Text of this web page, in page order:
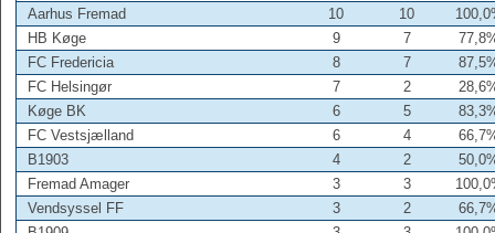
Aarhus Fremad
10 10
HB Køge
9 7
FC Fredericia
8 7
FC Helsingør
7 2
Køge BK
6 5
FC Vestsjælland
6 4
B1903
4 2
Fremad Amager
3 3
Vendsyssel FF
3 2